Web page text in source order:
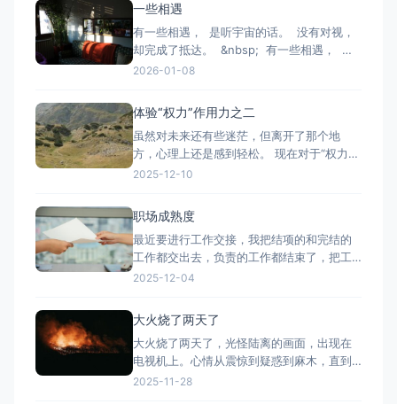
琴逛了逛，思考起它的产业发展方向。 第
一，做大健康的前中心——治未病。以皮肤
科为切入点做健康管
一些相遇
有一些相遇， 是听宇宙的话。 没有对视，
却完成了抵达。 &nbsp; 有一些相遇， 是
亲密的疏离。 没有确认， 却一次次回望。
2026-01-08
体验“权力”作用力之二
虽然对未来还有些迷茫，但离开了那个地
方，心理上还是感到轻松。 现在对于“权力”
的感知，一是对过往经历的愤懑、委屈和厌
一点期待。 离职不是一个干净利落的“再
见”，它更像是从一个强权叙事中退场，重新
去寻找：我想站在哪一种关系
2025-12-10
职场成熟度
最近要进行工作交接，我把结项的和完结的
工作都交出去，负责的工作都结束了，把工
作总结规整一下，交出去，也算是对对方的
什么离职呢？” 这是一个新词，职称成熟
度。那就从职称成熟度的视角出发，聊一聊
为什么离职。
2025-12-04
大火烧了两天了
大火烧了两天了，光怪陆离的画面，出现在
电视机上。心情从震惊到疑惑到麻木，直到
今早，只剩下祈祷。 工作一点点的过来。看
2025-11-28